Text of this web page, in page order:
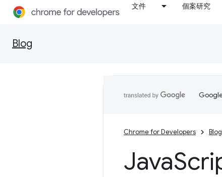
文件 個案研究
Blog
Chrome for Developers Blog
Java